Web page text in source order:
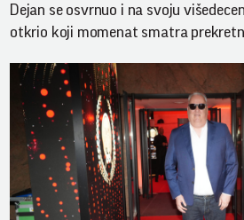
Dejan se osvrnuo i na svoju
otkrio koji momenat smatra